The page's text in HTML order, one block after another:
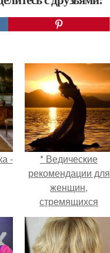
-
и
* Ведические
рекомендации для
женщин,
стремящихся
накопить силу *.